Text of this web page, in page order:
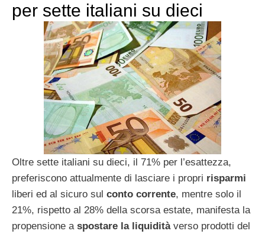
per sette italiani su dieci
Oltre sette italiani su dieci, il 71% per l’esattezza,
preferiscono attualmente di lasciare i propri risparmi
liberi ed al sicuro sul conto corrente, mentre solo il
21%, rispetto al 28% della scorsa estate, manifesta la
propensione a spostare la liquiditàverso prodotti del